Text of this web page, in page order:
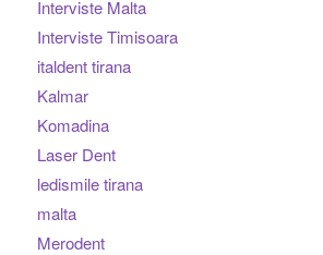
Interviste Malta
Interviste Timisoara
italdent tirana
Kalmar
Komadina
Laser Dent
ledismile tirana
malta
Merodent